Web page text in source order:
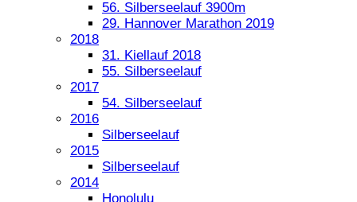
56. Silberseelauf 3900m
29. Hannover Marathon 2019
2018
31. Kiellauf 2018
55. Silberseelauf
2017
54. Silberseelauf
2016
Silberseelauf
2015
Silberseelauf
2014
Honolulu